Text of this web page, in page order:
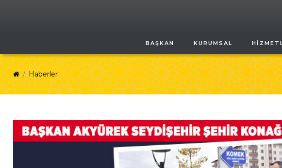
BAŞKAN KURUMSAL
Haberler